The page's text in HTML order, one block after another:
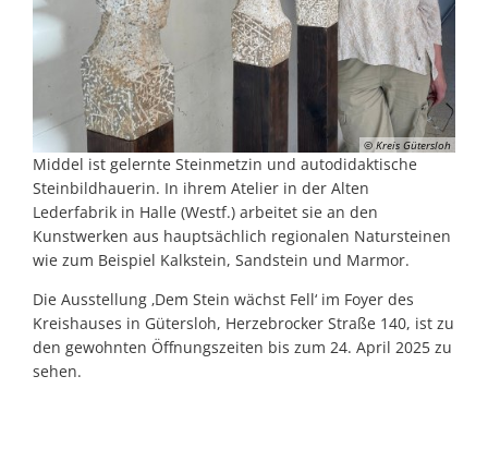
© Kreis Gütersloh
Middel ist gelernte Steinmetzin und autodidaktische
Steinbildhauerin. In ihrem Atelier in der Alten
Lederfabrik in Halle (Westf.) arbeitet sie an den
Kunstwerken aus hauptsächlich regionalen Natursteinen
wie zum Beispiel Kalkstein, Sandstein und Marmor.
Die Ausstellung ‚Dem Stein wächst Fell‘ im Foyer des
Kreishauses in Gütersloh, Herzebrocker Straße 140, ist zu
den gewohnten Öffnungszeiten bis zum 24. April 2025 zu
sehen.